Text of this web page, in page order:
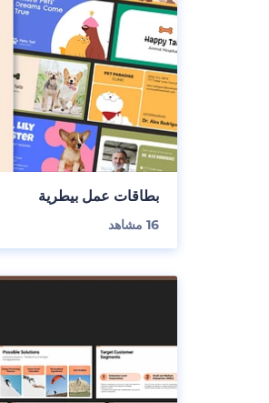
بطاقات عمل بيطرية
16مشاهد